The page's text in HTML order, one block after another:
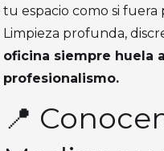
tu espacio como si fuera
Limpieza profunda,
oficina siempre huela
profesionalismo.
📍